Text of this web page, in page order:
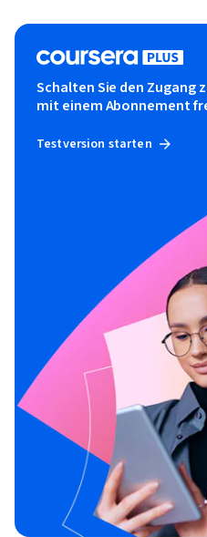
Schalten Sie den Zugang
mit einem Abonnement
Testversion starten